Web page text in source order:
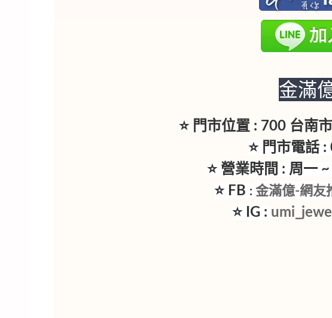
金滿
⭐ 門市位置 : 700 台南
⭐ 門市電話
⭐ 營業時間 : 周一
⭐ FB :金滿億-網友
⭐ IG :